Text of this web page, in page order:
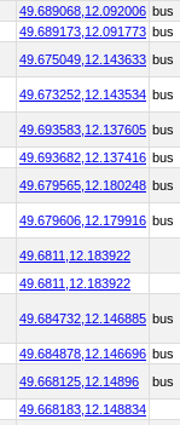
49.689068, 12.092006 bus
49.689173, 12.091773 bus
49.675049, 12.143633 bus
49.673252, 12.143534 bus
49.693583, 12.137605 bus
49.693682, 12.137416 bus
49.679565, 12.180248 bus
49.679606, 12.179916 bus
49.6811, 12.183922
49.6811, 12.183922
49.684732, 12.146885 bus
49.684878, 12.146696 bus
49.668125, 12.14896 bus
49.668183, 12.148834